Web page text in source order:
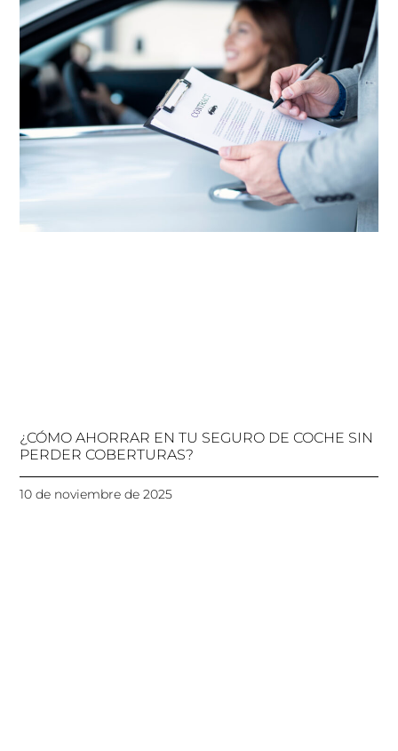
¿CÓMO AHORRAR EN TU SEGURO DE COCHE SIN
PERDER COBERTURAS?
10 de noviembre de 2025